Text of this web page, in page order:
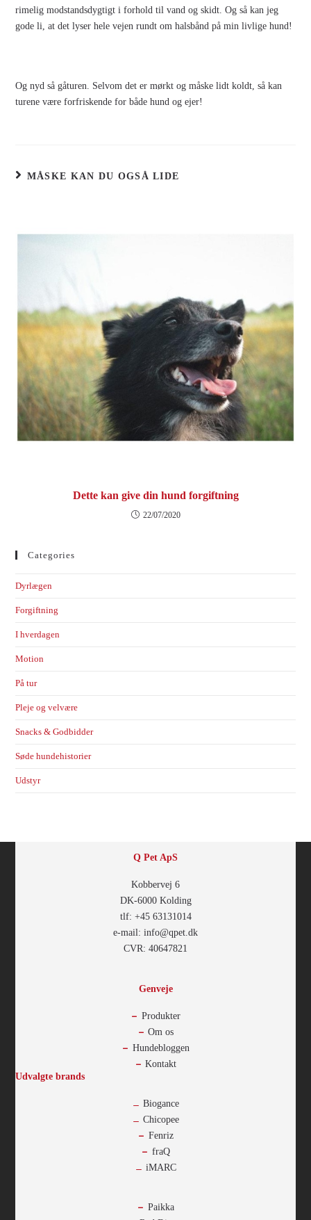
rimelig modstandsdygtigt i forhold til vand og skidt. Og så kan jeg
gode li, at det lyser hele vejen rundt om halsbånd på min livlige hund!
Og nyd så gåturen. Selvom det er mørkt og måske lidt koldt, så kan
turene være forfriskende for både hund og ejer!
MÅSKE KAN DU OGSÅ LIDE
Dette kan give din hund forgiftning
22/07/2020
Categories
Dyrlægen
Forgiftning
I hverdagen
Motion
På tur
Pleje og velvære
Snacks & Godbidder
Søde hundehistorier
Udstyr
Q Pet ApS
Kobbervej 6
DK-6000 Kolding
tlf: +45 63131014
e-mail: info@qpet.dk
CVR: 40647821
Genveje
Produkter
Om os
Hundebloggen
Kontakt
Udvalgte brands
Biogance
Chicopee
Fenriz
fraQ
iMARC
Paikka